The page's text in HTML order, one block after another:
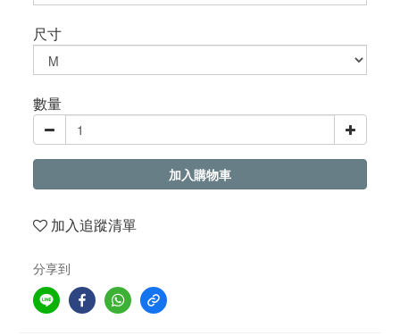
尺寸
數量
加入購物車
加入追蹤清單
分享到